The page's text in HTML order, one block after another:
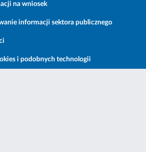
na wniosek
informacji sektora publicznego
i podobnych technologii